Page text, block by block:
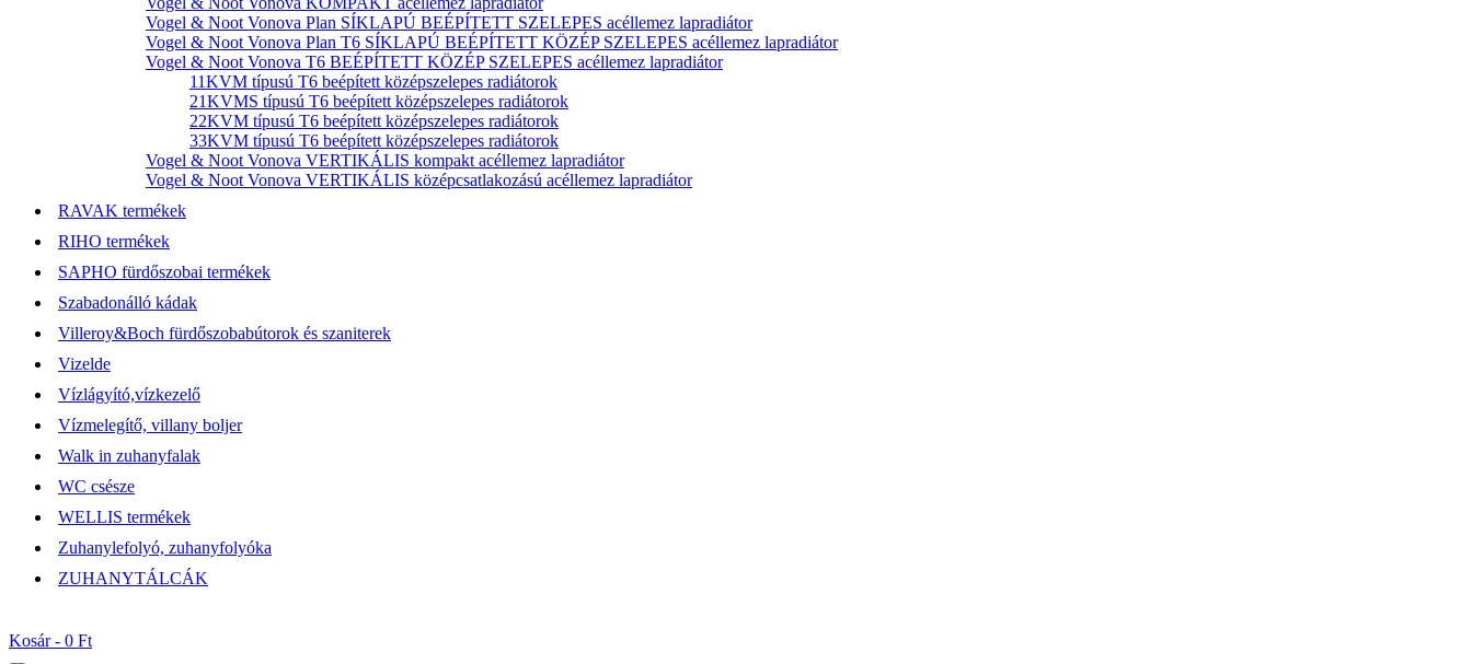
Vogel & Noot Vonova Plan SÍKLAPÚ BEÉPÍTETT SZELEPES acéllemez lapradiátor
Vogel & Noot Vonova Plan T6 SÍKLAPÚ BEÉPÍTETT KÖZÉP SZELEPES acéllemez lapradiátor
Vogel & Noot Vonova T6 BEÉPÍTETT KÖZÉP SZELEPES acéllemez lapradiátor
11KVM típusú T6 beépített középszelepes radiátorok
21KVMS típusú T6 beépített középszelepes radiátorok
22KVM típusú T6 beépített középszelepes radiátorok
33KVM típusú T6 beépített középszelepes radiátorok
Vogel & Noot Vonova VERTIKÁLIS kompakt acéllemez lapradiátor
Vogel & Noot Vonova VERTIKÁLIS középcsatlakozású acéllemez lapradiátor
RAVAK termékek
RIHO termékek
SAPHO fürdőszobai termékek
Szabadonálló kádak
Villeroy&Boch fürdőszobabútorok és szaniterek
Vizelde
Vízlágyító,vízkezelő
Vízmelegítő, villany boljer
Walk in zuhanyfalak
WC csésze
WELLIS termékek
Zuhanylefolyó, zuhanyfolyóka
ZUHANYTÁLCÁK
Kosár - 0 Ft